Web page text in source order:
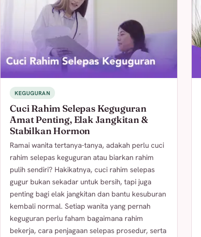
KEGUGURAN
Cuci Rahim Selepas Keguguran
Amat Penting, Elak Jangkitan &
Stabilkan Hormon
Ramai wanita tertanya-tanya, adakah perlu cuci
rahim selepas keguguran atau biarkan rahim
pulih sendiri? Hakikatnya, cuci rahim selepas
gugur bukan sekadar untuk bersih, tapi juga
penting bagi elak jangkitan dan bantu kesuburan
kembali normal. Setiap wanita yang pernah
keguguran perlu faham bagaimana rahim
bekerja, cara penjagaan selepas prosedur, serta